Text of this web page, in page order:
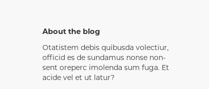
About the blog
Otatistem debis quibusda volectiur,
officid es de sundamus nonse non-
sent oreperc imolenda sum fuga. Et
acide vel et ut latur?